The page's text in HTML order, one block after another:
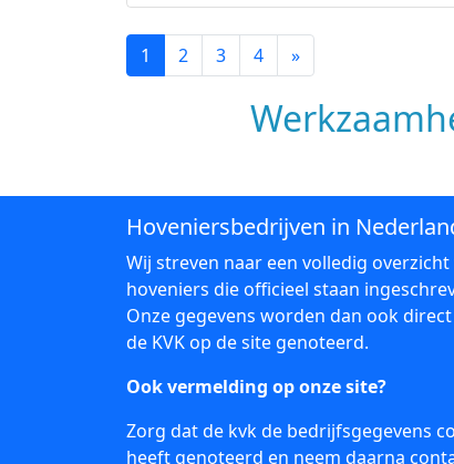
1 2 3 4 »
Hoveniersbedrijven in
Wij streven naar een volledig overzicht
hoveniers die officieel staan
Onze gegevens worden dan ook
de KVK op de site genoteerd.
Ook vermelding op onze site?
Zorg dat de kvk de bedrijfsgegevens
heeft genoteerd en neem daarna